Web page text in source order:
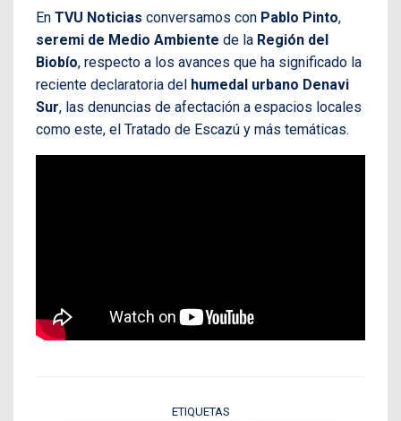
En TVU Noticias conversamos con Pablo Pinto,
seremi de Medio Ambiente de la Región del
Biobío, respecto a los avances que ha significado la
reciente declaratoria del humedal urbano Denavi
Sur, las denuncias de afectación a espacios locales
como este, el Tratado de Escazú y más temáticas.
ETIQUETAS